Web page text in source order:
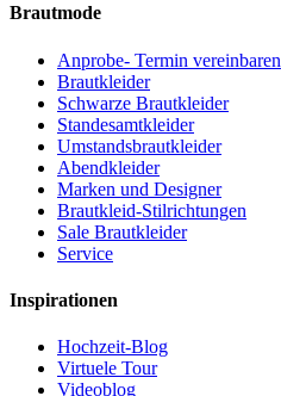
Brautmode
Anprobe- Termin vereinbaren
Brautkleider
Schwarze Brautkleider
Standesamtkleider
Umstandsbrautkleider
Abendkleider
Marken und Designer
Brautkleid-Stilrichtungen
Sale Brautkleider
Service
Inspirationen
Hochzeit-Blog
Virtuele Tour
Videoblog